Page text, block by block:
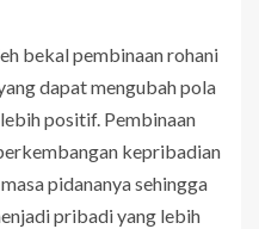
bekal pembinaan rohani
dapat mengubah pola
positif. Pembinaan
kepribadian
pidananya sehingga
pribadi yang lebih